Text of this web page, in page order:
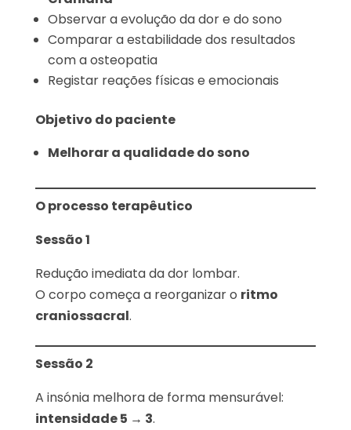
Observar a evolução da dor e do sono
Comparar a estabilidade dos resultados
com a osteopatia
Registar reações físicas e emocionais
Objetivo do paciente
Melhorar a qualidade do sono
O processo terapêutico
Sessão 1
Redução imediata da dor lombar.
O corpo começa a reorganizar o ritmo
craniossacral.
Sessão 2
A insónia melhora de forma mensurável:
intensidade 5 → 3.